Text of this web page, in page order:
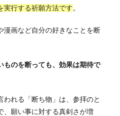
実行する祈願方法です。
漫画など自分の好きなことを断
ものを断っても、効果は期待で
れる「断ち物」は、参拝のと
、願い事に対する真剣さが増